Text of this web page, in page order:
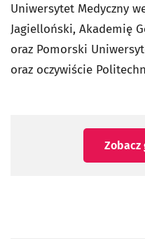
Uniwersytet Medyczny
Jagielloński, Akademię
oraz Pomorski
oraz oczywiście
Zobacz